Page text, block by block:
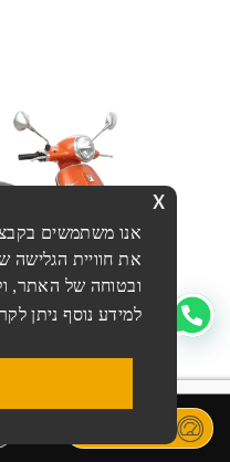
את חוויית הגלישה
ובטוחה של האתר,
למידע נוסף ניתן
x